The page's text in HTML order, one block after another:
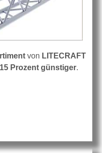
von LITECRAFT
Prozent günstiger.